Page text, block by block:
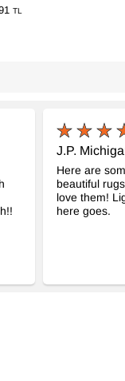
TL
J.P.
Here are
beautiful
love them!
here goes.